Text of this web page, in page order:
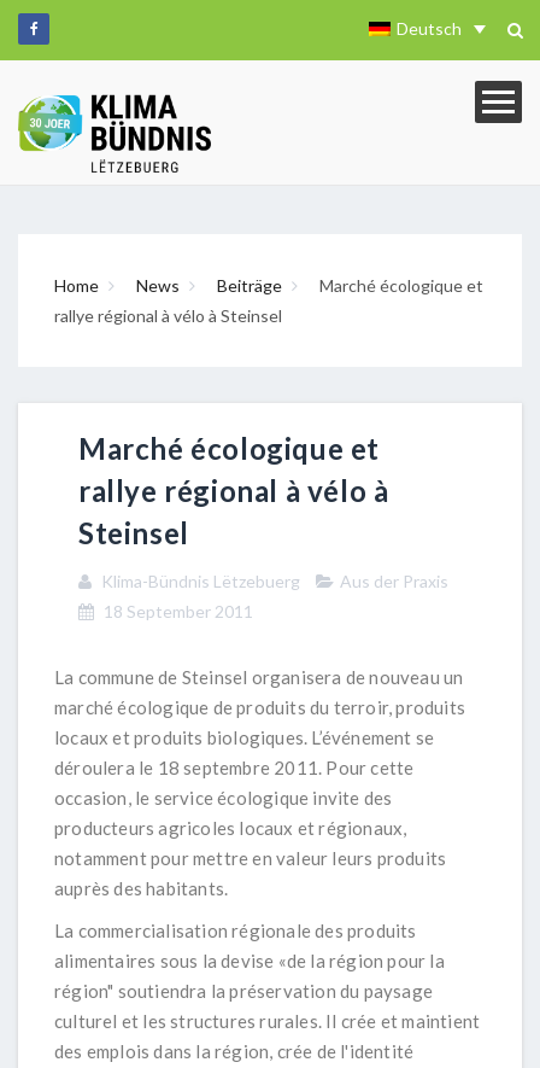
Deutsch
Home News Beiträge
Marché écologique et
rallye régional à vélo à Steinsel
Marché écologique et
rallye régional à vélo à
Steinsel
Klima-Bündnis Lëtzebuerg
Aus der Praxis
18 September 2011
La commune de Steinsel organisera de nouveau un
marché écologique de produits du terroir, produits
locaux et produits biologiques. L’événement se
déroulera le 18 septembre 2011. Pour cette
occasion, le service écologique invite des
producteurs agricoles locaux et régionaux,
notamment pour mettre en valeur leurs produits
auprès des habitants.
La commercialisation régionale des produits
alimentaires sous la devise «de la région pour la
région" soutiendra la préservation du paysage
culturel et les structures rurales. Il crée et maintient
des emplois dans la région, crée de l'identité